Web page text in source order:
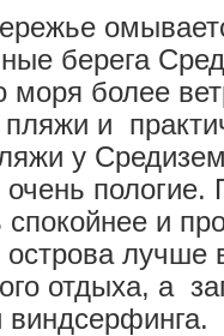
берега
моря более
и
у
пологие.
и
лучше
отдыха, а